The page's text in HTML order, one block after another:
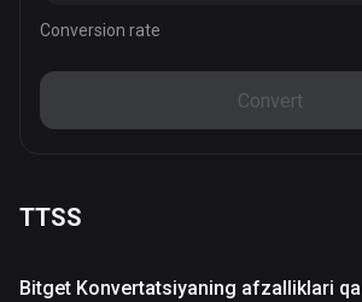
Conversion rate
Convert
TTSS
Bitget Konvertatsiyaning afzalliklari